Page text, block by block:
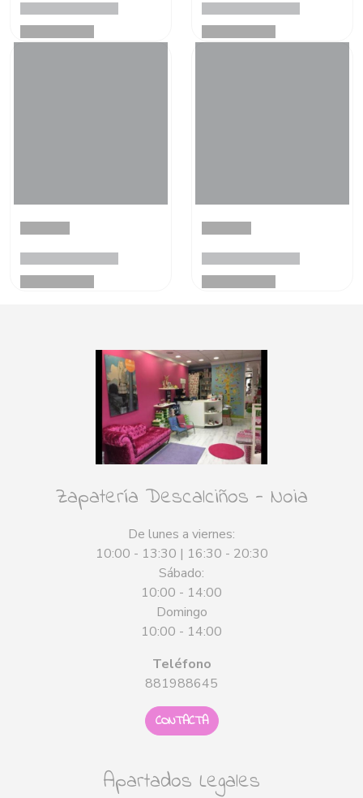
Zapatería Descalciños - Noia
De lunes a viernes:
10:00 - 13:30 | 16:30 - 20:30
Sábado:
10:00 - 14:00
Domingo
10:00 - 14:00
Teléfono
881988645
CONTACTA
Apartados Legales